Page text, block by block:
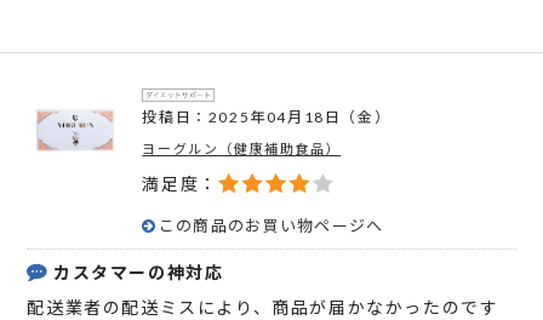
投稿日：2025年04月18日（金）
ヨーグルン（健康補助食品）
満足度：
この商品のお買い物ページへ
カスタマーの神対応
配送業者の配送ミスにより、商品が届かなかったのです